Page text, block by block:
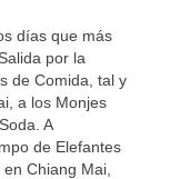
días que más
por la
de Comida, tal y
a los Monjes
A
de Elefantes
Chiang Mai,